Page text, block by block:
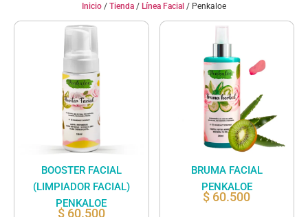
Inicio / Tienda / Línea Facial / Penkaloe
BOOSTER FACIAL
(LIMPIADOR FACIAL)
PENKALOE
$60.500
BRUMA FACIAL
PENKALOE
$ 60.500